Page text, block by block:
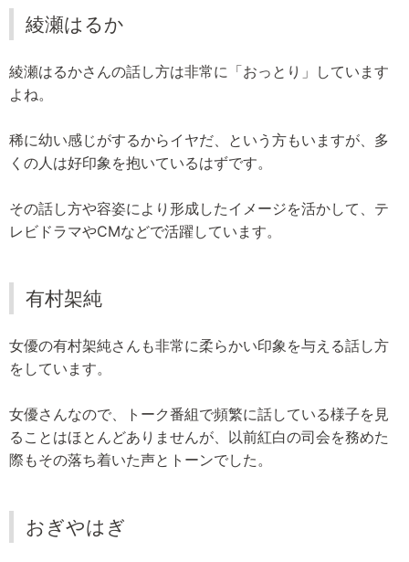
綾瀬はるか
綾瀬はるかさんの話し方は非常に「おっとり」しています
よね。
稀に幼い感じがするからイヤだ、という方もいますが、多
くの人は好印象を抱いているはずです。
その話し方や容姿により形成したイメージを活かして、テ
レビドラマやCMなどで活躍しています。
有村架純
女優の有村架純さんも非常に柔らかい印象を与える話し方
をしています。
女優さんなので、トーク番組で頻繁に話している様子を見
ることはほとんどありませんが、以前紅白の司会を務めた
際もその落ち着いた声とトーンでした。
おぎやはぎ